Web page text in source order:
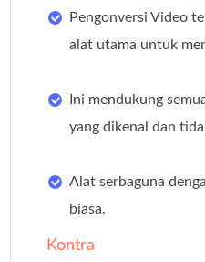
Pengonversi Video
alat utama untuk
Ini mendukung
yang dikenal dan
Alat serbaguna
biasa.
Kontra